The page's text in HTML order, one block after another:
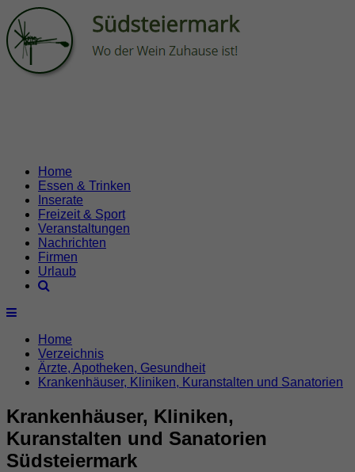
Home
Essen & Trinken
Inserate
Freizeit & Sport
Veranstaltungen
Nachrichten
Firmen
Urlaub
Home
Verzeichnis
Ärzte, Apotheken, Gesundheit
Krankenhäuser, Kliniken, Kuranstalten und Sanatorien
Krankenhäuser, Kliniken,
Kuranstalten und Sanatorien
Südsteiermark